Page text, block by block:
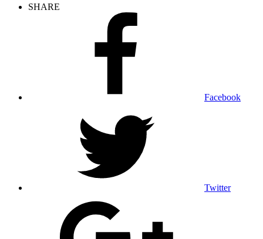
SHARE
Facebook
Twitter